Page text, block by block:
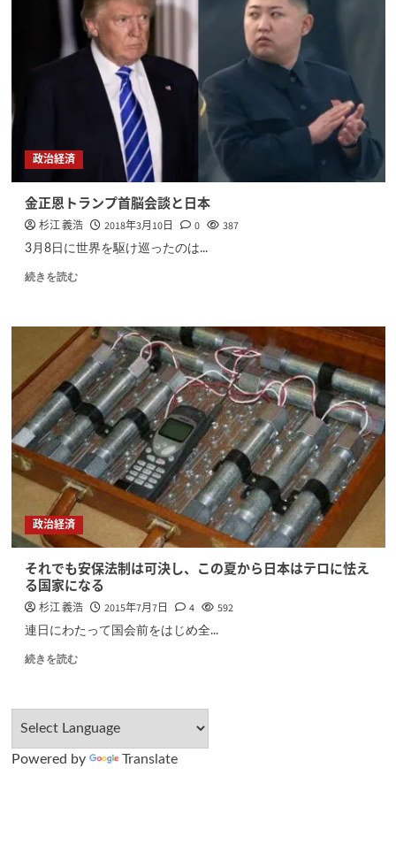
政治経済
金正恩トランプ首脳会談と日本
杉江 義浩 2018年3月10日 0 387
3月8日に世界を駆け巡ったのは...
続きを読む
政治経済
それでも安保法制は可決し、この夏から日本はテロに怯え
る国家になる
杉江 義浩 2015年7月7日 4 592
連日にわたって国会前をはじめ全...
続きを読む
Powered by Translate